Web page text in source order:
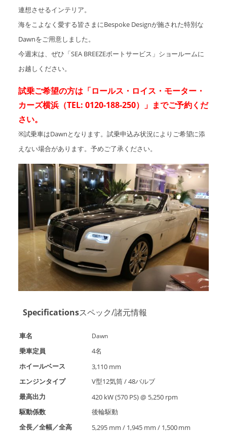
連想させるインテリア。
海をこよなく愛する皆さまにBespoke Designが施された特別な
Dawnをご用意しました。
今週末は、ぜひ「SEA BREEZEボートサービス」ショールームに
お越しください。
試乗ご希望の方は「ロールス・ロイス・モーター・
カーズ横浜（TEL: 0120-188-250）」までご予約くだ
さい。
※試乗車はDawnとなります。試乗申込み状況によりご希望に添
えない場合があります。予めご了承ください。
Specificationsスペック/諸元情報
車名 Dawn
乗車定員
4名
ホイールベース
3,110 mm
エンジンタイプ
V型12気筒 / 48バルブ
最高出力
420 kW (570 PS) @ 5,250 rpm
駆動係数
後輪駆動
全長／全幅／全高
5,295 mm / 1,945 mm / 1,500 mm